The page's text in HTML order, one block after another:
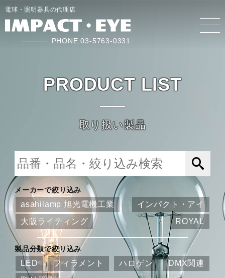
電球・照明器具の代理店
PHONE:03-5763-0331
PRODUCT LIST
取り扱い製品
メーカーで絞り込み
asahilamp 旭光電機工業
インパクト・アイ
大阪ライティング
ROYAL
製品分類で絞り込み
LED フィラメント ハロゲン
DMX関連